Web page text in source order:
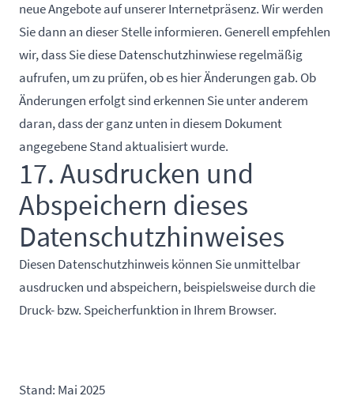
neue Angebote auf unserer Internetpräsenz. Wir werden
Sie dann an dieser Stelle informieren. Generell empfehlen
wir, dass Sie diese Datenschutzhinwiese regelmäßig
aufrufen, um zu prüfen, ob es hier Änderungen gab. Ob
Änderungen erfolgt sind erkennen Sie unter anderem
daran, dass der ganz unten in diesem Dokument
angegebene Stand aktualisiert wurde.
17. Ausdrucken und
Abspeichern dieses
Datenschutzhinweises
Diesen Datenschutzhinweis können Sie unmittelbar
ausdrucken und abspeichern, beispielsweise durch die
Druck- bzw. Speicherfunktion in Ihrem Browser.
Stand: Mai 2025